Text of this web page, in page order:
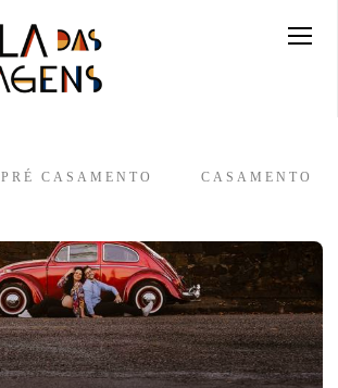
PRÉ CASAMENTO CASAMENTO